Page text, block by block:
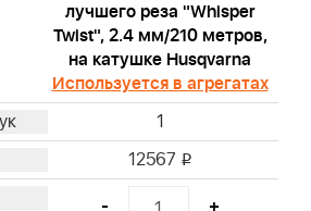
лучшего реза "Whisper
Twist", 2.4 мм/210 метров,
на катушке Husqvarna
Используется в агрегатах
1
12567 i